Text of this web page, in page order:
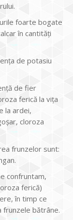
foarte bogate
în cantități
de potasiu
de fier
ferică la vița
la ardei,
cloroza
frunzelor sunt:
confruntam,
ferică)
în timp ce
frunzele bătrâne.